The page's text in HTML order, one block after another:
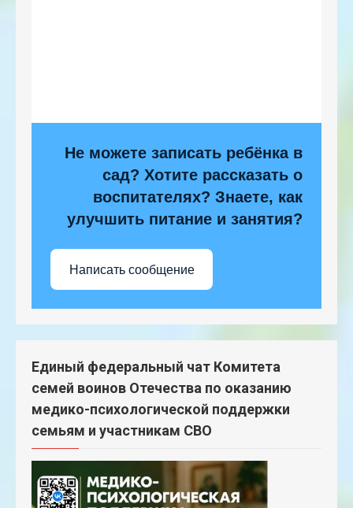
Не можете записать ребёнка в
сад? Хотите рассказать о
воспитателях? Знаете, как
улучшить питание и занятия?
Написать сообщение
Единый федеральный чат Комитета
семей воинов Отечества по оказанию
медико-психологической поддержки
семьям и участникам СВО